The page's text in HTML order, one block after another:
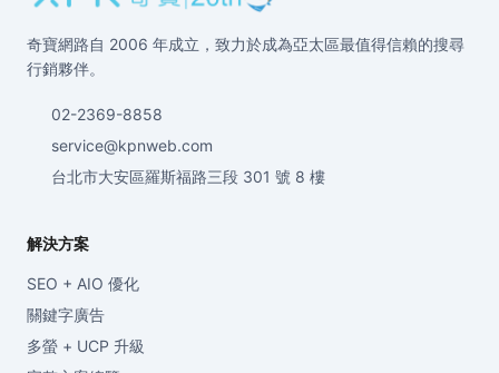
奇寶網路自 2006 年成立，致力於成為亞太區最值得信賴的搜尋
行銷夥伴。
02-2369-8858
service@kpnweb.com
台北市大安區羅斯福路三段 301 號 8 樓
解決方案
SEO + AIO 優化
關鍵字廣告
多螢 + UCP 升級